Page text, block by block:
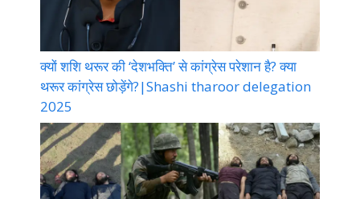
क्यों शशि थरूर की ‘देशभक्ति’ से कांग्रेस परेशान है? क्या
थरूर कांग्रेस छोड़ेंगे?|Shashi tharoor delegation
2025